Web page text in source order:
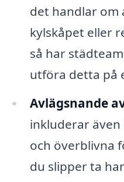
det handlar om
kylskåpet eller
så har
utföra detta på
Avlägsnande
inkluderar
och överblivna
du slipper ta